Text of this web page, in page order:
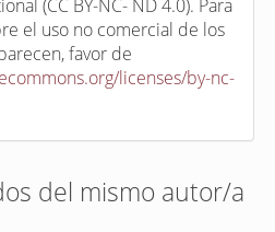
(CC BY-NC- ND 4.0). Para
el uso no comercial de los
favor de
licenses/by-nc-
del mismo autor/a